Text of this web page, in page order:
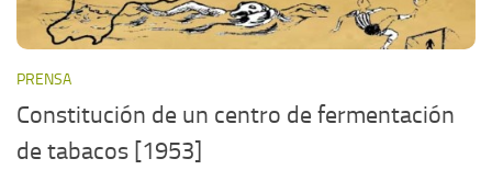
PRENSA
Constitución de un centro de fermentación
de tabacos [1953]